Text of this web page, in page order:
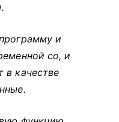
и
co, и
в качестве